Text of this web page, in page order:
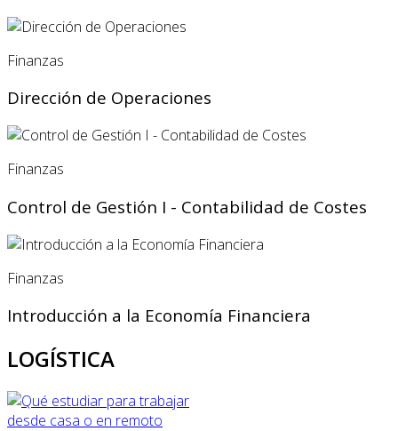
Finanzas
Dirección de Operaciones
Finanzas
Control de Gestión I - Contabilidad de Costes
Finanzas
Introducción a la Economía Financiera
LOGÍSTICA